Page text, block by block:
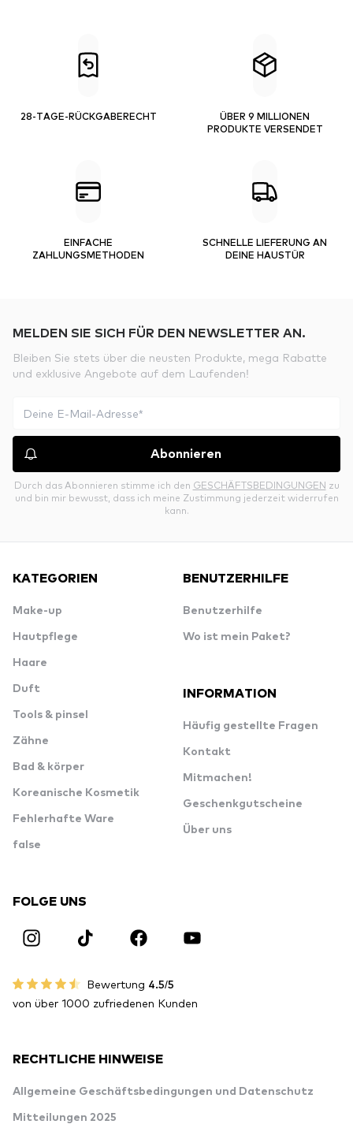
28-TAGE-RÜCKGABERECHT
ÜBER 9 MILLIONEN
PRODUKTE VERSENDET
EINFACHE
ZAHLUNGSMETHODEN
SCHNELLE LIEFERUNG AN
DEINE HAUSTÜR
MELDEN SIE SICH FÜR DEN NEWSLETTER AN.
Bleiben Sie stets über die neusten Produkte, mega Rabatte
und exklusive Angebote auf dem Laufenden!
Abonnieren
Durch das Abonnieren stimme ich den GESCHÄFTSBEDINGUNGEN zu
und bin mir bewusst, dass ich meine Zustimmung jederzeit widerrufen
kann.
KATEGORIEN
Make-up
Hautpflege
Haare
Duft
Tools & pinsel
Zähne
Bad & körper
Koreanische Kosmetik
Fehlerhafte Ware
false
BENUTZERHILFE
Benutzerhilfe
Wo ist mein Paket?
INFORMATION
Häufig gestellte Fragen
Kontakt
Mitmachen!
Geschenkgutscheine
Über uns
FOLGE UNS
Bewertung 4.5/5
von über 1000 zufriedenen Kunden
RECHTLICHE HINWEISE
Allgemeine Geschäftsbedingungen und Datenschutz
Mitteilungen 2025